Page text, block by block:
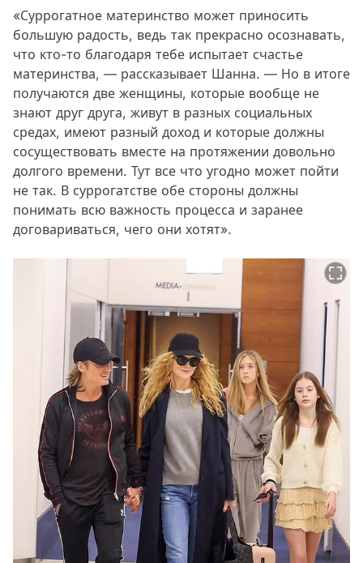
«Суррогатное материнство может приносить
большую радость, ведь так прекрасно осознавать,
что кто-то благодаря тебе испытает счастье
материнства, — рассказывает Шанна. — Но в итоге
получаются две женщины, которые вообще не
знают друг друга, живут в разных социальных
средах, имеют разный доход и которые должны
сосуществовать вместе на протяжении довольно
долгого времени. Тут все что угодно может пойти
не так. В суррогатстве обе стороны должны
понимать всю важность процесса и заранее
договариваться, чего они хотят».